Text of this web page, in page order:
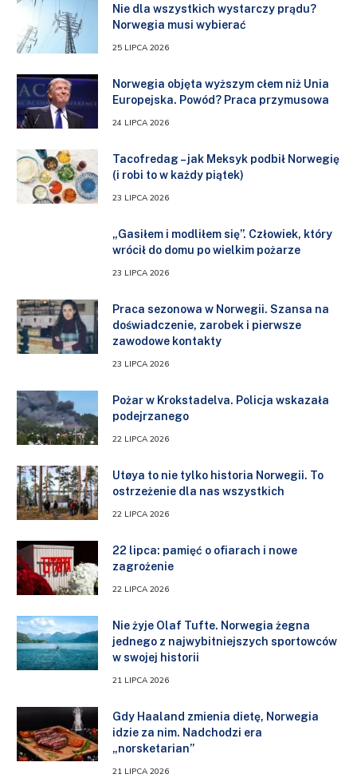
Nie dla wszystkich wystarczy prądu?
Norwegia musi wybierać
25 LIPCA 2026
Norwegia objęta wyższym cłem niż Unia
Europejska. Powód? Praca przymusowa
24 LIPCA 2026
Tacofredag – jak Meksyk podbił Norwegię
(i robi to w każdy piątek)
23 LIPCA 2026
„Gasiłem i modliłem się”. Człowiek, który
wrócił do domu po wielkim pożarze
23 LIPCA 2026
Praca sezonowa w Norwegii. Szansa na
doświadczenie, zarobek i pierwsze
zawodowe kontakty
23 LIPCA 2026
Pożar w Krokstadelva. Policja wskazała
podejrzanego
22 LIPCA 2026
Utøya to nie tylko historia Norwegii. To
ostrzeżenie dla nas wszystkich
22 LIPCA 2026
22 lipca: pamięć o ofiarach i nowe
zagrożenie
22 LIPCA 2026
Nie żyje Olaf Tufte. Norwegia żegna
jednego z najwybitniejszych sportowców
w swojej historii
21 LIPCA 2026
Gdy Haaland zmienia dietę, Norwegia
idzie za nim. Nadchodzi era
„norsketarian”
21 LIPCA 2026